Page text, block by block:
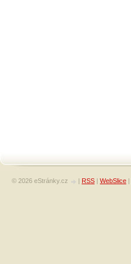
© 2026 eStránky.cz | RSS | WebSlice |